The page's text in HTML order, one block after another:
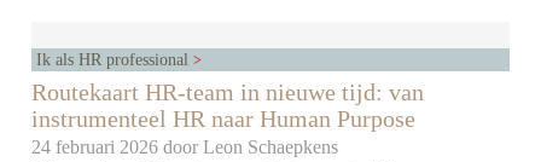
Ik als HR professional
Routekaart HR-team in nieuwe tijd: van
instrumenteel HR naar Human Purpose
24 februari 2026 doorLeon Schaepkens